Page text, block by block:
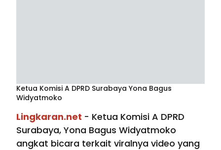
Ketua Komisi A DPRD Surabaya Yona Bagus
Widyatmoko
Lingkaran.net - Ketua Komisi A DPRD
Surabaya, Yona Bagus Widyatmoko
angkat bicara terkait viralnya video yang